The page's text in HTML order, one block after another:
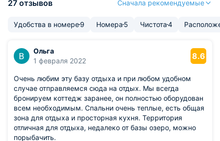
27 отзывов Сначала рекомендуемые
Удобства в номере9 Номера 5 Чистота4
Ольга
1 февраля 2022
8.6
Очень любим эту базу отдыха и при любом удобном
случае отправляемся сюда на отдых. Мы всегда
бронируем коттедж заранее, он полностью оборудован
всем необходимым. Спальни очень теплые, есть общая
зона для отдыха и просторная кухня. Территория
отличная для отдыха, недалеко от базы озеро, можно
порыбачить.